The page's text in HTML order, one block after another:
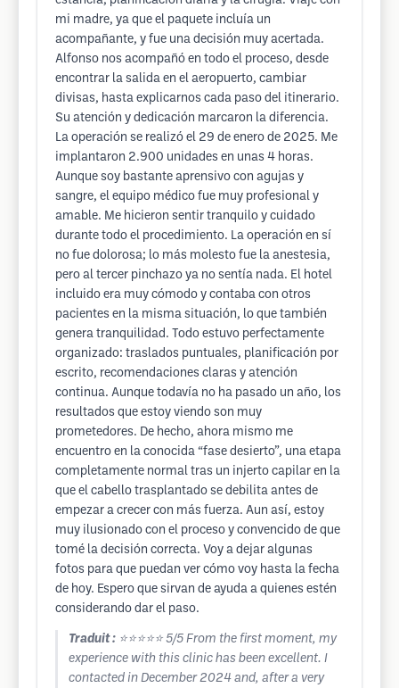
mi madre, ya que el paquete incluía un
acompañante, y fue una decisión muy acertada.
Alfonso nos acompañó en todo el proceso, desde
encontrar la salida en el aeropuerto, cambiar
divisas, hasta explicarnos cada paso del itinerario.
Su atención y dedicación marcaron la diferencia.
La operación se realizó el 29 de enero de 2025. Me
implantaron 2.900 unidades en unas 4 horas.
Aunque soy bastante aprensivo con agujas y
sangre, el equipo médico fue muy profesional y
amable. Me hicieron sentir tranquilo y cuidado
durante todo el procedimiento. La operación en sí
no fue dolorosa; lo más molesto fue la anestesia,
pero al tercer pinchazo ya no sentía nada. El hotel
incluido era muy cómodo y contaba con otros
pacientes en la misma situación, lo que también
genera tranquilidad. Todo estuvo perfectamente
organizado: traslados puntuales, planificación por
escrito, recomendaciones claras y atención
continua. Aunque todavía no ha pasado un año, los
resultados que estoy viendo son muy
prometedores. De hecho, ahora mismo me
encuentro en la conocida “fase desierto”, una etapa
completamente normal tras un injerto capilar en la
que el cabello trasplantado se debilita antes de
empezar a crecer con más fuerza. Aun así, estoy
muy ilusionado con el proceso y convencido de que
tomé la decisión correcta. Voy a dejar algunas
fotos para que puedan ver cómo voy hasta la fecha
de hoy. Espero que sirvan de ayuda a quienes estén
considerando dar el paso.
Traduit : ⭐⭐⭐⭐⭐ 5/5 From the first moment, my
experience with this clinic has been excellent. I
contacted in December 2024 and, after a very